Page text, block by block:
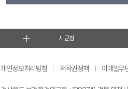
시군청
개인정보처리방침 저작권정책 이메일무